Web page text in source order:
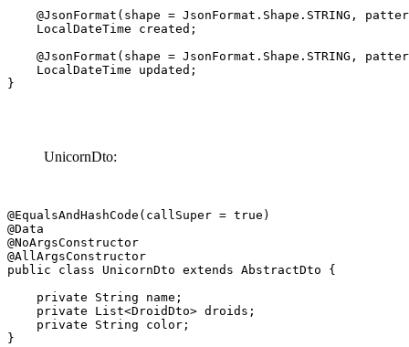
@JsonFormat(shape = JsonFormat.Shape.STRING,
    LocalDateTime created;
@JsonFormat(shape = JsonFormat.Shape.STRING,
    LocalDateTime updated;
}
UnicornDto:
@EqualsAndHashCode(callSuper = true)
@Data
@NoArgsConstructor
@AllArgsConstructor
public class UnicornDto extends AbstractDto {
    private String name;
    private List<DroidDto> droids;
    private String color;
}